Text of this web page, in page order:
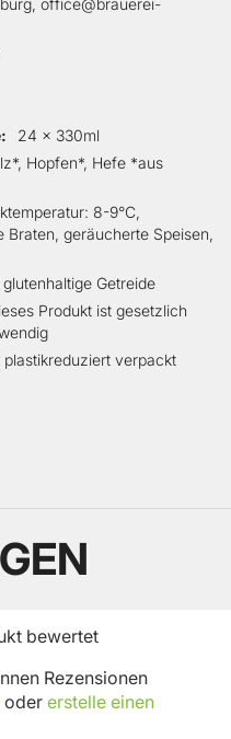
office@brauerei-
24 x 330ml
Hopfen*, Hefe *aus
8-9°C,
geräucherte Speisen,
Getreide
Produkt ist gesetzlich
verpackt
bewertet
Rezensionen
oder erstelle einen